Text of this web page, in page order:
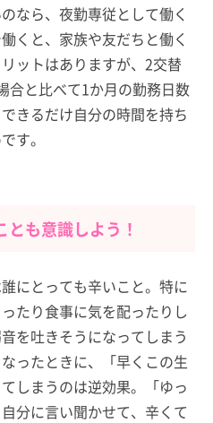
なら、夜勤専従として働く
くと、家族や友だちと働く
ットはありますが、2交替
合と比べて1か月の勤務日数
きるだけ自分の時間を持ち
す。
も意識しよう！
にとっても辛いこと。特に
たり食事に気を配ったりし
を吐きそうになってしまう
ったときに、「早くこの生
しまうのは逆効果。「ゆっ
分に言い聞かせて、辛くて